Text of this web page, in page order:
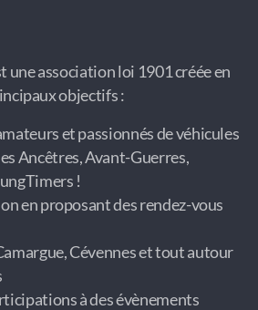
une association loi 1901 créée en
objectifs :
et passionnés de véhicules
Ancêtres, Avant-Guerres,
!
en proposant des rendez-vous
Cévennes et tout autour
à des évènements